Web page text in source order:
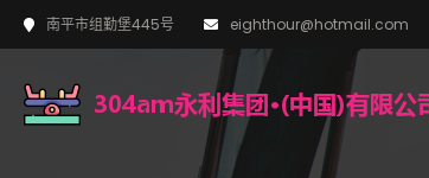
南平市组勤堡445号 eighthour@hotmail.com